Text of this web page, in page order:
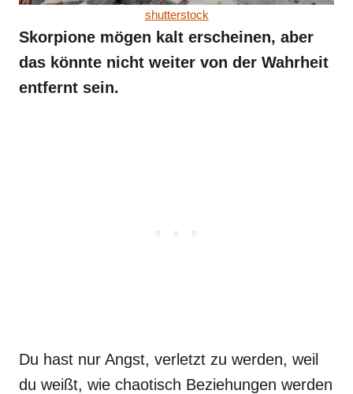
shutterstock
Skorpione mögen kalt erscheinen, aber
das könnte nicht weiter von der Wahrheit
entfernt sein.
Du hast nur Angst, verletzt zu werden, weil
du weißt, wie chaotisch Beziehungen werden